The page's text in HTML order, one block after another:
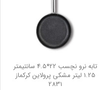
تابه نرو نچسب 22*4.5 سانتیمتر
1.25 لیتر مشکی پرولاین کرکماز
2831